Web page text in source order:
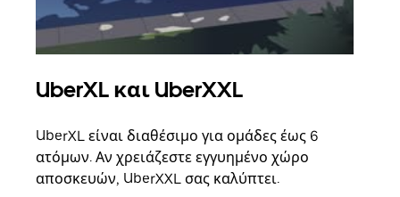
UberXL και UberXXL
UberXL είναι διαθέσιμο για ομάδες έως 6
ατόμων. Αν χρειάζεστε εγγυημένο χώρο
αποσκευών, UberXXL σας καλύπτει.